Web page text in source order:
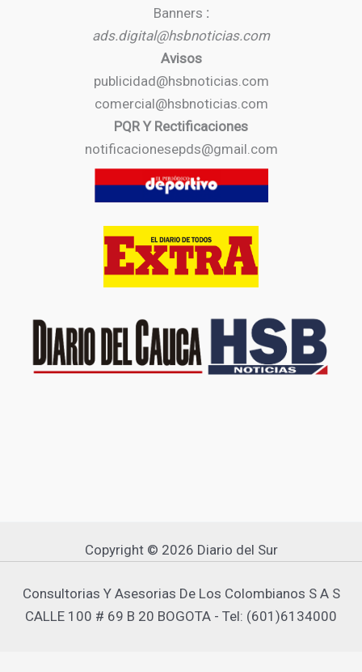
Banners :
ads.digital@hsbnoticias.com
Avisos
publicidad@hsbnoticias.com
comercial@hsbnoticias.com
PQR Y Rectificaciones
notificacionesepds@gmail.com
Copyright © 2026 Diario del Sur
Consultorias Y Asesorias De Los Colombianos S A S
CALLE 100 # 69 B 20 BOGOTA - Tel: (601)6134000